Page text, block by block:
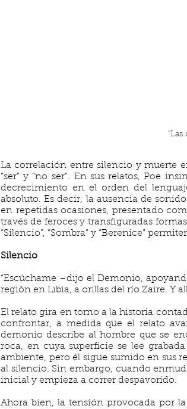
La correlación entre silencio y muerte
“ser” y “no ser”. En sus relatos, Poe
decrecimiento en el orden del
absoluto. Es decir, la ausencia de
en repetidas ocasiones, presentado
través de feroces y transfiguradas
“Silencio”, “Sombra” y “Berenice”
Silencio
“Escúchame –dijo el Demonio,
región en Libia, a orillas del río Zaire. Y
El relato gira en torno a la historia
confrontar, a medida que el relato
demonio describe al hombre que se
roca, en cuya superficie se lee
ambiente, pero él sigue sumido en sus
al silencio. Sin embargo, cuando
inicial y empieza a correr despavorido.
Ahora bien, la tensión provocada por